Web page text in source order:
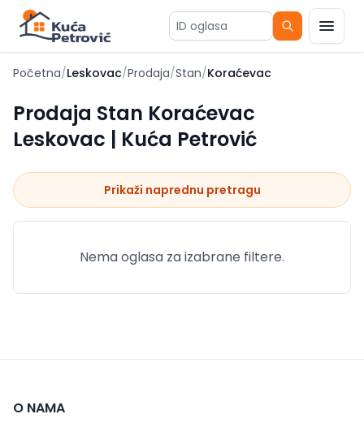
ID oglasa
Početna/Leskovac/Prodaja/Stan/Koraćevac
Prodaja Stan Koraćevac
Leskovac | Kuća Petrović
Prikaži naprednu pretragu
Nema oglasa za izabrane filtere.
O NAMA